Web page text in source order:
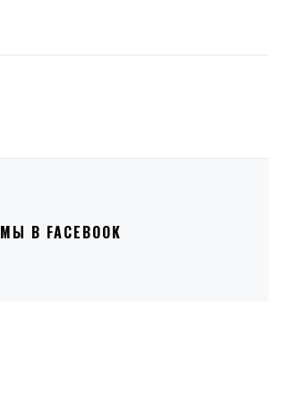
МЫ В FACEBOOK